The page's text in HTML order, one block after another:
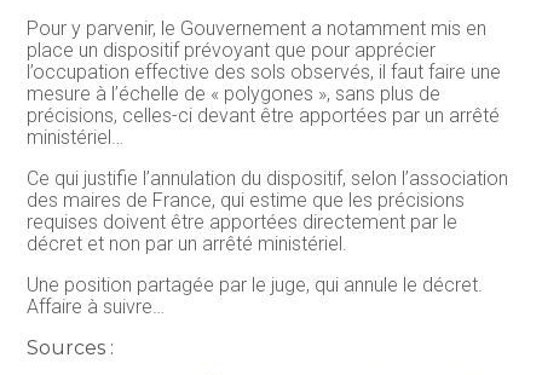
Pour y parvenir, le Gouvernement a notamment mis en
place un dispositif prévoyant que pour apprécier
l’occupation effective des sols observés, il faut faire une
mesure à l’échelle de « polygones », sans plus de
précisions, celles-ci devant être apportées par un arrêté
ministériel…
Ce qui justifie l’annulation du dispositif, selon l’association
des maires de France, qui estime que les précisions
requises doivent être apportées directement par le
décret et non par un arrêté ministériel.
Une position partagée par le juge, qui annule le décret.
Affaire à suivre…
Sources :